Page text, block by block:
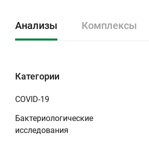
Анализы Комплексы
Категории
COVID-19
Бактериологические
исследования